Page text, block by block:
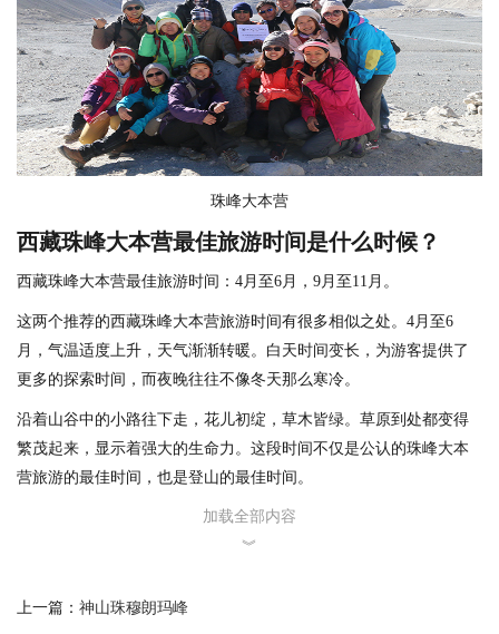
珠峰大本营
西藏珠峰大本营最佳旅游时间是什么时候？
西藏珠峰大本营最佳旅游时间：4月至6月，9月至11月。
这两个推荐的西藏珠峰大本营旅游时间有很多相似之处。4月至6
月，气温适度上升，天气渐渐转暖。白天时间变长，为游客提供了
更多的探索时间，而夜晚往往不像冬天那么寒冷。
沿着山谷中的小路往下走，花儿初绽，草木皆绿。草原到处都变得
繁茂起来，显示着强大的生命力。这段时间不仅是公认的珠峰大本
营旅游的最佳时间，也是登山的最佳时间。
随着每年季风季节的离去，9-11月的白天都会充满持续明媚的阳光、
种树木花草开始变黄或变红，使珠峰大本营步道成为四季中色彩斑
加载全部内容
︾
上一篇： 神山珠穆朗玛峰